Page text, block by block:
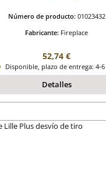
Número de producto: 01023432
Fabricante: Fireplace
Precio normal:
52,74 €
Disponible, plazo de entrega: 4-6
Detalles